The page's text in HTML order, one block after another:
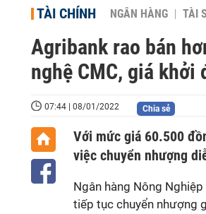
TÀI CHÍNH NGÂN HÀNG TÀI
Agribank rao bán
nghệ CMC, giá khởi
07:44 | 08/01/2022 Chia sẻ
Với mức giá 60.500
việc chuyển nhượng
Ngân hàng Nông
tiếp tục chuyển nhượng